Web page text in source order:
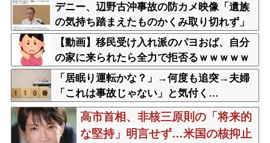
デニー、辺野古沖事故の防カメ映像「遺族
の気持ち踏まえたものかくみ取り切れず」
【動画】移民受け入れ派のパヨおば、自分
の家に来られたら全力で拒否るｗｗｗｗｗ
ｗｗｗｗｗｗｗ
「居眠り運転かな？」→何度も追突→夫婦
「これは事故じゃない」と気付く…
高市首相、非核三原則の「将来的
な堅持」明言せず…米国の核抑止